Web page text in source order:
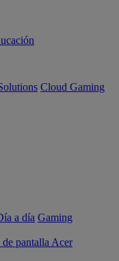
Cloud Gaming
a día Gaming
pantalla Acer